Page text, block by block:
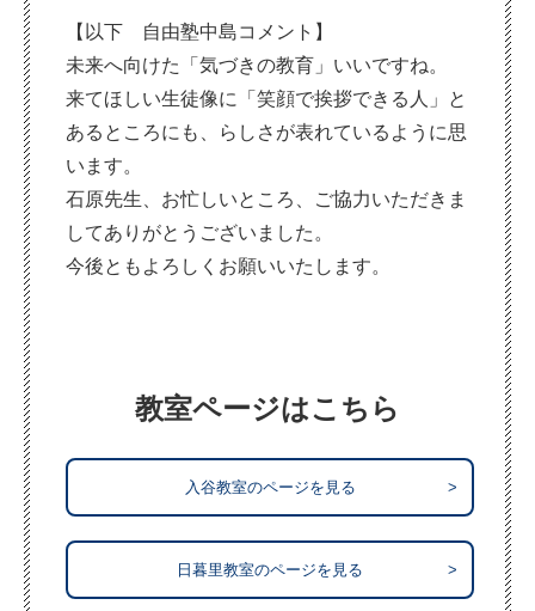
【以下 自由塾中島コメント】
未来へ向けた「気づきの教育」いいですね。
来てほしい生徒像に「笑顔で挨拶できる人」と
あるところにも、らしさが表れているように思
います。
石原先生、お忙しいところ、ご協力いただきま
してありがとうございました。
今後ともよろしくお願いいたします。
教室ページはこちら
入谷教室のページを見る >
日暮里教室のページを見る >